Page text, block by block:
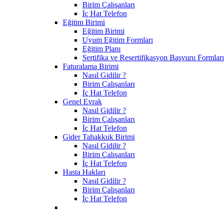
Birim Çalışanları
İç Hat Telefon
Eğitim Birimi
Eğitim Birimi
Uyum Eğitim Formları
Eğitim Planı
Sertifika ve Resertifikasyon Başvuru Formları
Faturalama Birimi
Nasıl Gidilir ?
Birim Çalışanları
İç Hat Telefon
Genel Evrak
Nasıl Gidilir ?
Birim Çalışanları
İç Hat Telefon
Gider Tahakkuk Birimi
Nasıl Gidilir ?
Birim Çalışanları
İç Hat Telefon
Hasta Hakları
Nasıl Gidilir ?
Birim Çalışanları
İç Hat Telefon